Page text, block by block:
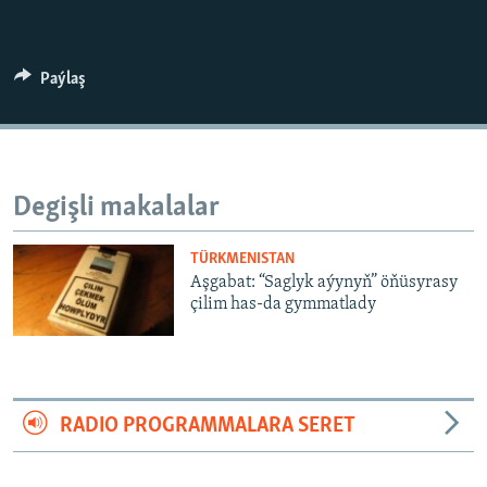
Paýlaş
Degişli makalalar
TÜRKMENISTAN
Aşgabat: “Saglyk aýynyň” öňüsyrasy
çilim has-da gymmatlady
RADIO PROGRAMMALARA SERET